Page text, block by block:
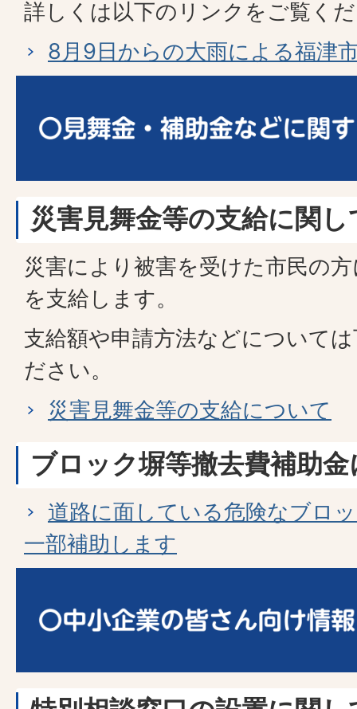
詳しくは以下のリンクをご覧く
8月9日からの大雨による福津
災害見舞金等の支給に関し
災害により被害を受けた市民の
を支給します。
支給額や申請方法などについて
ださい。
災害見舞金等の支給について
ブロック塀等撤去費補助
道路に面している危険なブロ
一部補助します